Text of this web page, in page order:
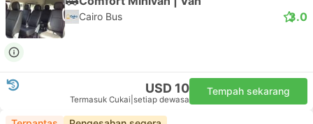
Cairo Bus 3.0
USD 10
Termasuk Cukai setiap dewasa
Tempah sekarang